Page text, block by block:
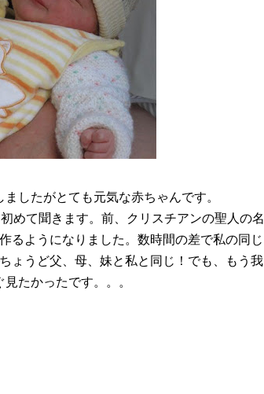
したがとても元気な赤ちゃんです。
めて聞きます。前、クリスチアンの聖人の名
るようになりました。数時間の差で私の同じ
ょうど父、母、妹と私と同じ！でも、もう我
たかったです。。。